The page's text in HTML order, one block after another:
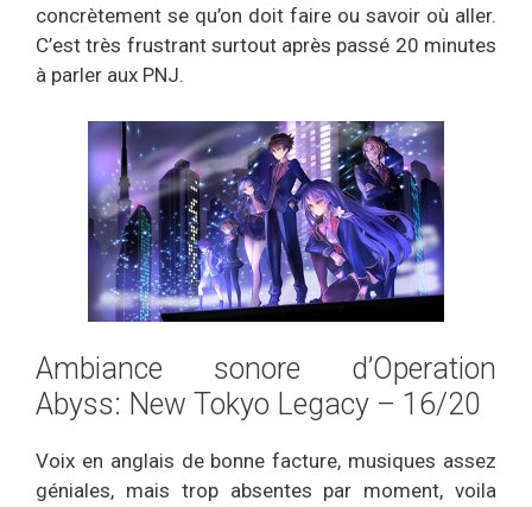
concrètement se qu’on doit faire ou savoir où aller.
C’est très frustrant surtout après passé 20 minutes
à parler aux PNJ.
Ambiance sonore d’Operation
Abyss: New Tokyo Legacy – 16/20
Voix en anglais de bonne facture, musiques assez
géniales, mais trop absentes par moment, voila